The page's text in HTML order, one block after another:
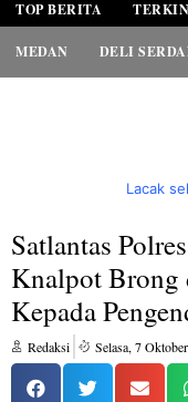
TOP BERITA
MEDAN DELI
Lacak
Satlantas
Knalpot Brong
Kepada
Redaksi Selasa, 7